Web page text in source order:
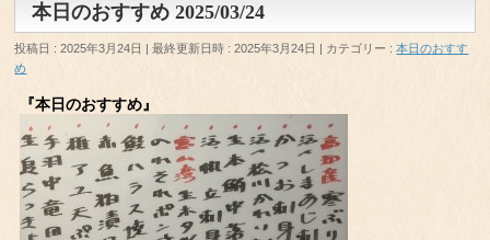
本日のおすすめ 2025/03/24
投稿日 : 2025年3月24日 最終更新日時 : 2025年3月24日 カテゴリー :本日のおすす
め
『本日のおすすめ』